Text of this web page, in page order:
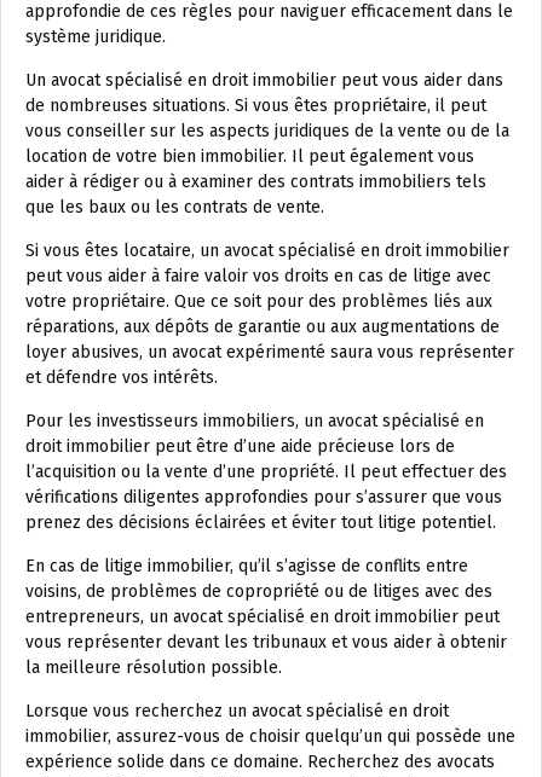
approfondie de ces règles pour naviguer efficacement dans le
système juridique.
Un avocat spécialisé en droit immobilier peut vous aider dans
de nombreuses situations. Si vous êtes propriétaire, il peut
vous conseiller sur les aspects juridiques de la vente ou de la
location de votre bien immobilier. Il peut également vous
aider à rédiger ou à examiner des contrats immobiliers tels
que les baux ou les contrats de vente.
Si vous êtes locataire, un avocat spécialisé en droit immobilier
peut vous aider à faire valoir vos droits en cas de litige avec
votre propriétaire. Que ce soit pour des problèmes liés aux
réparations, aux dépôts de garantie ou aux augmentations de
loyer abusives, un avocat expérimenté saura vous représenter
et défendre vos intérêts.
Pour les investisseurs immobiliers, un avocat spécialisé en
droit immobilier peut être d’une aide précieuse lors de
l’acquisition ou la vente d’une propriété. Il peut effectuer des
vérifications diligentes approfondies pour s’assurer que vous
prenez des décisions éclairées et éviter tout litige potentiel.
En cas de litige immobilier, qu’il s’agisse de conflits entre
voisins, de problèmes de copropriété ou de litiges avec des
entrepreneurs, un avocat spécialisé en droit immobilier peut
vous représenter devant les tribunaux et vous aider à obtenir
la meilleure résolution possible.
Lorsque vous recherchez un avocat spécialisé en droit
immobilier, assurez-vous de choisir quelqu’un qui possède une
expérience solide dans ce domaine. Recherchez des avocats